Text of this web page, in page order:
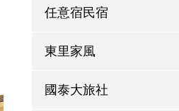
任意宿民宿
東里家風
國泰大旅社